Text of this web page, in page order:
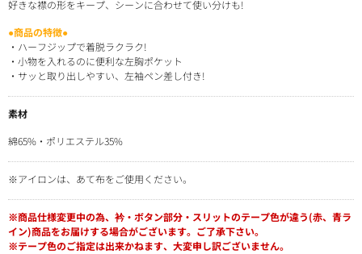
好きな襟の形をキープ、シーンに合わせて使い分けも!
●商品の特徴●
・ハーフジップで着脱ラクラク!
・小物を入れるのに便利な左胸ポケット
・サッと取り出しやすい、左袖ペン差し付き!
素材
綿65%・ポリエステル35%
※アイロンは、あて布をご使用ください。
※商品仕様変更中の為、衿・ボタン部分・スリットのテープ色が違う(赤、青ラ
イン)商品をお届けする場合がございます。ご了承下さい。
※テープ色のご指定は出来かねます、大変申し訳ございません。